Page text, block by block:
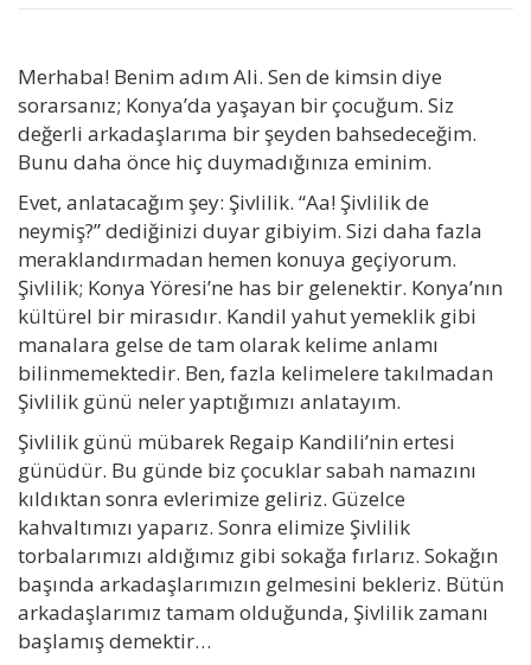
Merhaba! Benim adım Ali. Sen de kimsin diye
sorarsanız; Konya’da yaşayan bir çocuğum. Siz
değerli arkadaşlarıma bir şeyden bahsedeceğim.
Bunu daha önce hiç duymadığınıza eminim.
Evet, anlatacağım şey: Şivlilik. “Aa! Şivlilik de
neymiş?” dediğinizi duyar gibiyim. Sizi daha fazla
meraklandırmadan hemen konuya geçiyorum.
Şivlilik; Konya Yöresi’ne has bir gelenektir. Konya’nın
kültürel bir mirasıdır. Kandil yahut yemeklik gibi
manalara gelse de tam olarak kelime anlamı
bilinmemektedir. Ben, fazla kelimelere takılmadan
Şivlilik günü neler yaptığımızı anlatayım.
Şivlilik günü mübarek Regaip Kandili’nin ertesi
günüdür. Bu günde biz çocuklar sabah namazını
kıldıktan sonra evlerimize geliriz. Güzelce
kahvaltımızı yaparız. Sonra elimize Şivlilik
torbalarımızı aldığımız gibi sokağa fırlarız. Sokağın
başında arkadaşlarımızın gelmesini bekleriz. Bütün
arkadaşlarımız tamam olduğunda, Şivlilik zamanı
başlamış demektir…